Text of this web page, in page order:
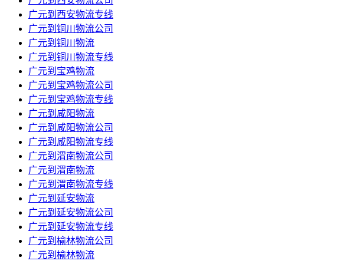
广元到西安物流专线
广元到铜川物流公司
广元到铜川物流
广元到铜川物流专线
广元到宝鸡物流
广元到宝鸡物流公司
广元到宝鸡物流专线
广元到咸阳物流
广元到咸阳物流公司
广元到咸阳物流专线
广元到渭南物流公司
广元到渭南物流
广元到渭南物流专线
广元到延安物流
广元到延安物流公司
广元到延安物流专线
广元到榆林物流公司
广元到榆林物流